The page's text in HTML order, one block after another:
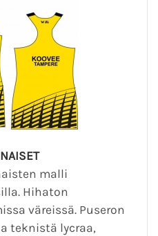
malli
Hihaton
väreissä. Puseron
teknistä lycraa,